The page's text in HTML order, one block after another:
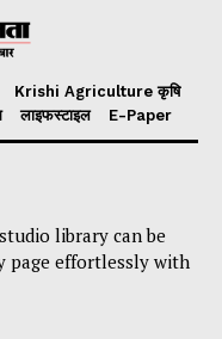
Krishi Agriculture कृषि
लाइफस्टाइल E-Paper
library can be
page effortlessly with